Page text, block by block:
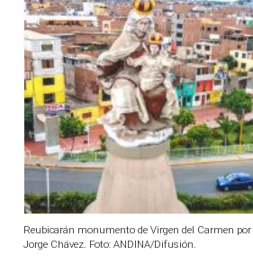
Reubicarán monumento de Virgen del Carmen
Jorge Chávez. Foto: ANDINA/Difusión.